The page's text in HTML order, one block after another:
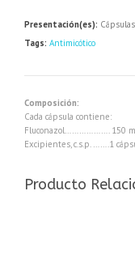
Presentación(es): Cápsulas
Tags: Antimicótico
Composición:
Cada cápsula contiene:
Fluconazol………………. 150
Excipientes, c.s.p. …….1
Producto